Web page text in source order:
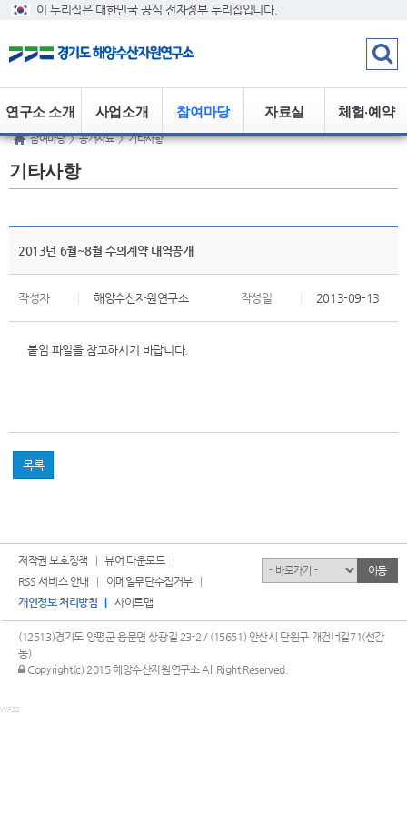
이 누리집은 대한민국 공식 전자정부 누리집입니다.
체험·예약
자료실
참여마당
사업소개
연구소 소개
참여마당 > 공개자료 > 기타사항
기타사항
2013년 6월~8월 수의계약 내역공개
작성자 해양수산자원연구소 작성일 2013-09-13
붙임 파일을 참고하시기 바랍니다.
목록
저작권 보호정책
뷰어 다운로드
RSS 서비스 안내
이메일무단수집거부
개인정보 처리방침
사이트맵
(12513)경기도 양평군 용문면 상광길 23-2 / (15651) 안산시 단원구 개건너길71(선감
동)
관리자 로그인
Copyright(c) 2015 해양수산자원연구소 All Right Reserved.
유관기관 이동
WAS2